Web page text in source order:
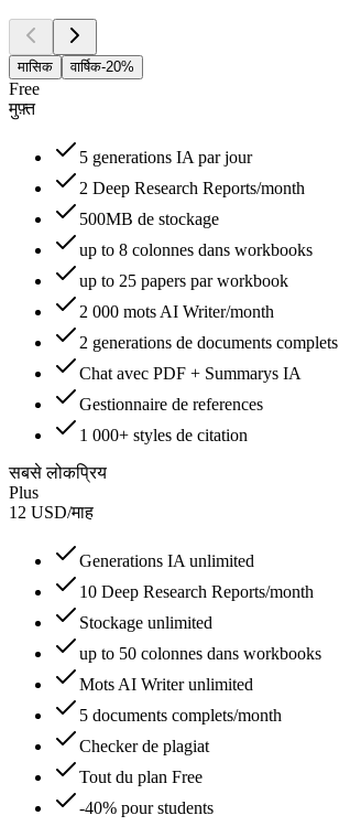
मासिक वार्षिक-20%
Free
मुफ़्त
5 generations IA par jour
2 Deep Research Reports/month
500MB de stockage
up to 8 colonnes dans workbooks
up to 25 papers par workbook
2 000 mots AI Writer/month
2 generations de documents complets
Chat avec PDF + Summarys IA
Gestionnaire de references
1 000+ styles de citation
सबसे लोकप्रिय
Plus
12 USD/माह
Generations IA unlimited
10 Deep Research Reports/month
Stockage unlimited
up to 50 colonnes dans workbooks
Mots AI Writer unlimited
5 documents complets/month
Checker de plagiat
Tout du plan Free
-40% pour students